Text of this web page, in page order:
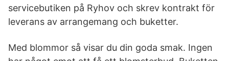
servicebutiken på Ryhov och skrev kontrakt för
leverans av arrangemang och buketter.
Med blommor så visar du din goda smak. Ingen